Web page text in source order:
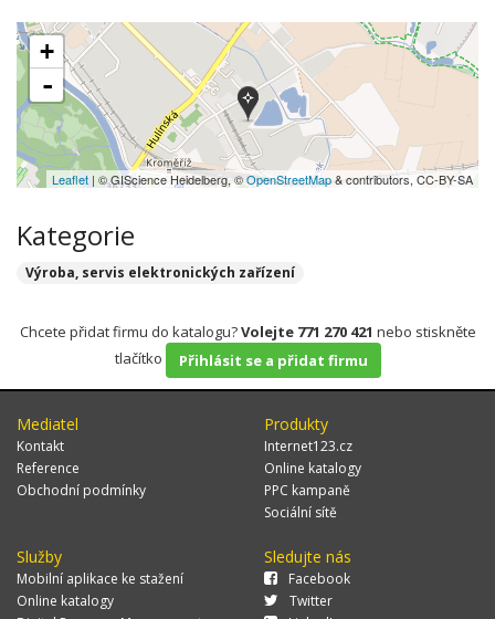
+
-
Leaflet | © GIScience Heidelberg, ©OpenStreetMap& contributors, CC-BY-SA
Kategorie
Výroba, servis elektronických zařízení
Chcete přidat firmu do katalogu?Volejte 771 270 421 nebo stiskněte
tlačítko
Přihlásit se a přidat firmu
Mediatel
Kontakt
Reference
Obchodní podmínky
Produkty
Internet123.cz
Online katalogy
PPC kampaně
Sociální sítě
Služby
Mobilní aplikace ke stažení
Online katalogy
Sledujte nás
Facebook
Twitter